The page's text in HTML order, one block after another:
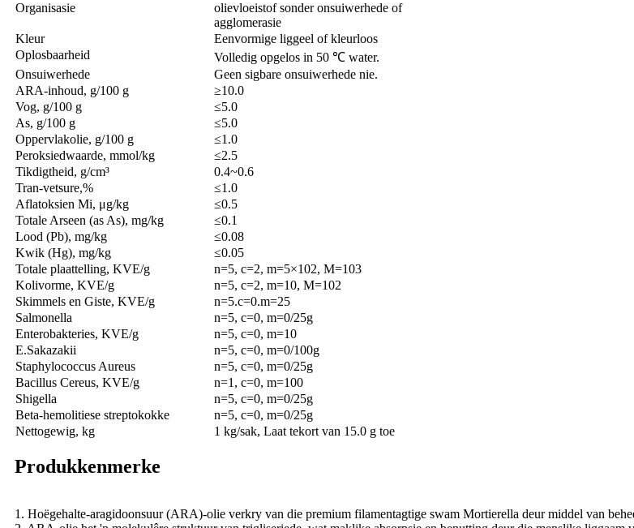
Organisasie
olievloeistof sonder onsuiwerhede of
agglomerasie
Kleur
Eenvormige liggeel of kleurloos
Oplosbaarheid
Volledig opgelos in 50 ℃ water.
Onsuiwerhede
Geen sigbare onsuiwerhede nie.
ARA-inhoud, g/100 g
≥10.0
Vog, g/100 g
≤5.0
As, g/100 g
≤5.0
Oppervlakolie, g/100 g
≤1.0
Peroksiedwaarde, mmol/kg
≤2.5
Tikdigtheid, g/cm³
0.4~0.6
Tran-vetsure,%
≤1.0
Aflatoksien Mi, μg/kg
≤0.5
Totale Arseen (as As), mg/kg
≤0.1
Lood (Pb), mg/kg
≤0.08
Kwik (Hg), mg/kg
≤0.05
Totale plaattelling, KVE/g
n=5, c=2, m=5×102, M=103
Kolivorme, KVE/g
n=5, c=2, m=10, M=102
Skimmels en Giste, KVE/g
n=5.c=0.m=25
Salmonella
n=5, c=0, m=0/25g
Enterobakteries, KVE/g
n=5, c=0, m=10
E.Sakazakii
n=5, c=0, m=0/100g
Staphylococcus Aureus
n=5, c=0, m=0/25g
Bacillus Cereus, KVE/g
n=1, c=0, m=100
Shigella
n=5, c=0, m=0/25g
Beta-hemolitiese streptokokke
n=5, c=0, m=0/25g
Nettogewig, kg
1 kg/sak, Laat tekort van 15.0 g toe
Produkkenmerke
1. Hoëgehalte-aragidoonsuur (ARA)-olie verkry van die premium filamentagtige swam Mortierella deur middel van